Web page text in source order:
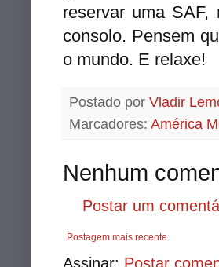
reservar uma
consolo. Pensem
o mundo. E relaxe!
Postado por Vladir
Marcadores: América
Nenhum
Postar um
Postagem mais recente
Assinar: Postar